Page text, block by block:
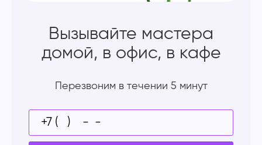
Вызывайте мастера
домой, в офис, в кафе
Перезвоним в течении 5 минут